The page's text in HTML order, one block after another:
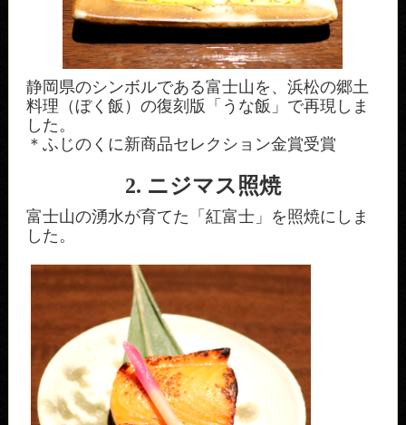
静岡県のシンボルである富士山を、浜松の郷土
料理（ぼく飯）の復刻版「うな飯」で再現しま
した。
＊ふじのくに新商品セレクション金賞受賞
2. ニジマス照焼
富士山の湧水が育てた「紅富士」を照焼にしま
した。